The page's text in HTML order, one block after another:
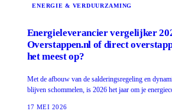
ENERGIE & VERDUURZAMING
Energieleverancier vergelijker
Overstappen.nl of direct
het meest op?
Met de afbouw van de salderingsregeling en
blijven schommelen, is 2026 het jaar om je
17 MEI 2026